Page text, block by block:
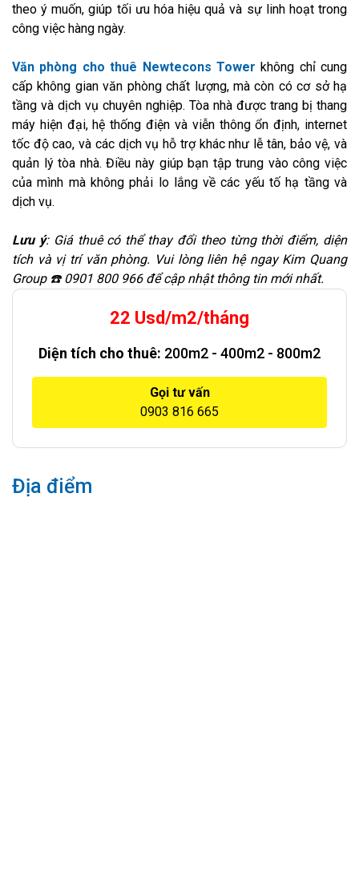
theo ý muốn, giúp tối ưu hóa hiệu quả và sự linh hoạt trong
công việc hàng ngày.
Văn phòng cho thuê Newtecons Tower không chỉ cung
cấp không gian văn phòng chất lượng, mà còn có cơ sở hạ
tầng và dịch vụ chuyên nghiệp. Tòa nhà được trang bị thang
máy hiện đại, hệ thống điện và viễn thông ổn định, internet
tốc độ cao, và các dịch vụ hỗ trợ khác như lễ tân, bảo vệ, và
quản lý tòa nhà. Điều này giúp bạn tập trung vào công việc
của mình mà không phải lo lắng về các yếu tố hạ tầng và
dịch vụ.
Lưu ý: Giá thuê có thể thay đổi theo từng thời điểm, diện
tích và vị trí văn phòng. Vui lòng liên hệ ngay Kim Quang
Group ☎️ 0901 800 966 để cập nhật thông tin mới nhất.
22 Usd/m2/tháng
Diện tích cho thuê: 200m2 - 400m2 - 800m2
Gọi tư vấn
0903 816 665
Địa điểm